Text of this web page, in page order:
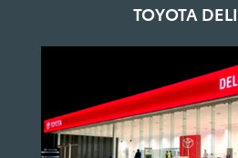
TOYOTA